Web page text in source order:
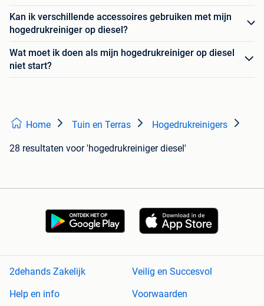
Kan ik verschillende accessoires gebruiken met mijn
hogedrukreiniger op diesel?
Wat moet ik doen als mijn hogedrukreiniger op diesel
niet start?
Home Tuin en Terras Hogedrukreinigers
28 resultaten voor 'hogedrukreiniger diesel'
2dehands Zakelijk
Veilig en Succesvol
Help en info
Voorwaarden